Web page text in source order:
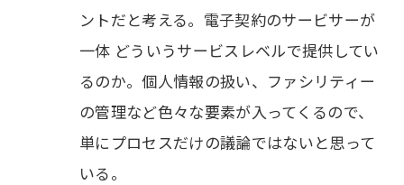
ントだと考える。電子契約のサービサーが
一体 どういうサービスレベルで提供してい
るのか。個人情報の扱い、ファシリティー
の管理など色々な要素が入ってくるので、
単にプロセスだけの議論ではないと思って
いる。